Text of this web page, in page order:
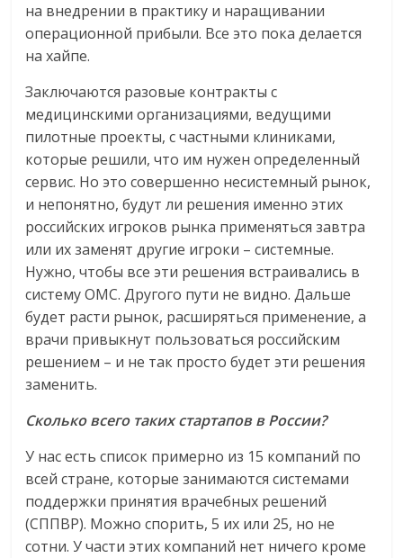
на внедрении в практику и наращивании
операционной прибыли. Все это пока делается
на хайпе.
Заключаются разовые контракты с
медицинскими организациями, ведущими
пилотные проекты, с частными клиниками,
которые решили, что им нужен определенный
сервис. Но это совершенно несистемный рынок,
и непонятно, будут ли решения именно этих
российских игроков рынка применяться завтра
или их заменят другие игроки – системные.
Нужно, чтобы все эти решения встраивались в
систему ОМС. Другого пути не видно. Дальше
будет расти рынок, расширяться применение, а
врачи привыкнут пользоваться российским
решением – и не так просто будет эти решения
заменить.
Сколько всего таких стартапов в России?
У нас есть список примерно из 15 компаний по
всей стране, которые занимаются системами
поддержки принятия врачебных решений
(СППВР). Можно спорить, 5 их или 25, но не
сотни. У части этих компаний нет ничего кроме